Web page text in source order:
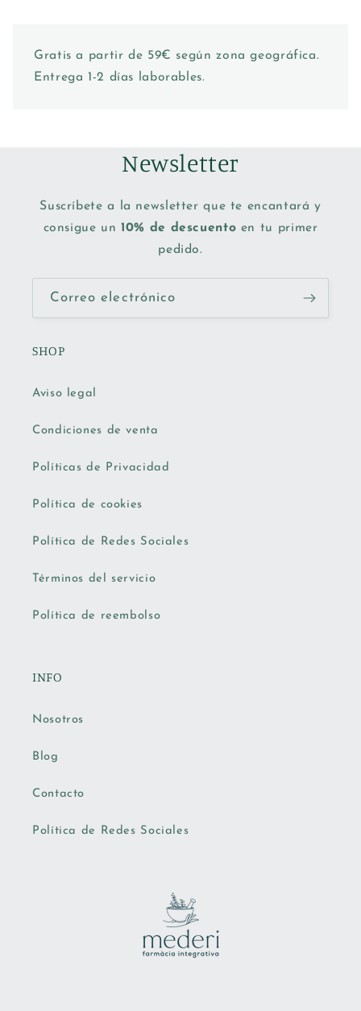
Gratis a partir de 59€ según zona geográfica.
Entrega 1-2 días laborables.
Newsletter
Suscríbete a la newsletter que te encantará y
consigue un10% de descuento en tu primer
pedido.
Correo electrónico
SHOP
Aviso legal
Condiciones de venta
Políticas de Privacidad
Política de cookies
Política de Redes Sociales
Términos del servicio
Política de reembolso
INFO
Nosotros
Blog
Contacto
Política de Redes Sociales